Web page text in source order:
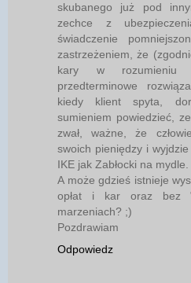
skubanego już pod
zechce z
świadczenie
zastrzeżeniem, że
kary w rozumieniu
przedterminowe
kiedy klient spyta,
sumieniem powiedzieć,
zwał, ważne, że
swoich pieniędzy i
IKE jak Zabłocki na mydle.
A może gdzieś istnieje
opłat i kar oraz bez
marzeniach? ;)
Pozdrawiam
Odpowiedz